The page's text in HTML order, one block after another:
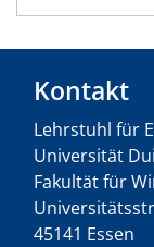
Kontakt
Lehrstuhl für
Universität
Fakultät für
45141 Essen